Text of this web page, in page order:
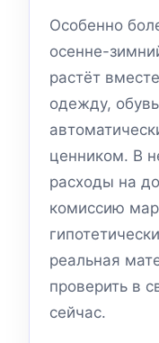
Особенно
осенне-
растёт
одежду,
ценником. В
расходы на
комиссию
реальная
проверить в
сейчас.